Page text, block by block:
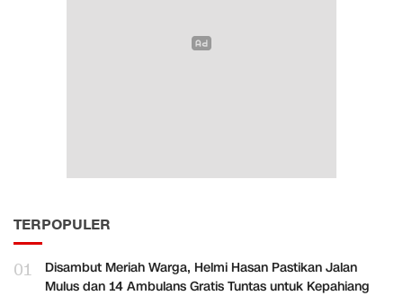
TERPOPULER
01
Disambut Meriah Warga, Helmi Hasan Pastikan Jalan
Mulus dan 14 Ambulans Gratis Tuntas untuk Kepahiang